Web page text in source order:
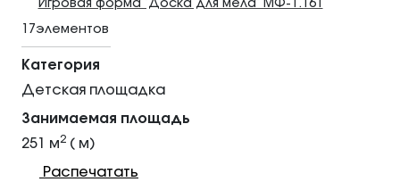
Игровая форма "Доска для мела" МФ-1.161
17элементов
Категория
Детская площадка
Занимаемая площадь
251 м2 ( м)
Распечатать